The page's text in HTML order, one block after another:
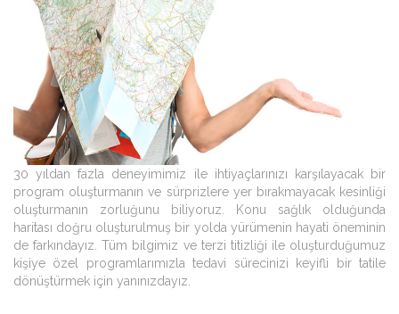
30 yıldan fazla deneyimimiz ile ihtiyaçlarınızı karşılayacak bir
program oluşturmanın ve sürprizlere yer bırakmayacak kesinliği
oluşturmanın zorluğunu biliyoruz. Konu sağlık olduğunda
haritası doğru oluşturulmuş bir yolda yürümenin hayati öneminin
de farkındayız. Tüm bilgimiz ve terzi titizliği ile oluşturduğumuz
kişiye özel programlarımızla tedavi sürecinizi keyifli bir tatile
dönüştürmek için yanınızdayız.